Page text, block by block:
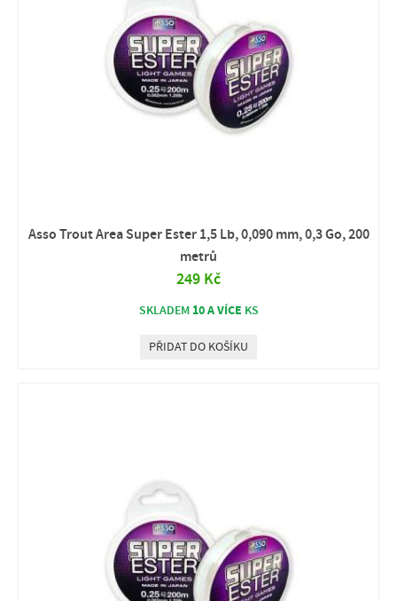
Asso Trout Area Super Ester 1,5 Lb, 0,090 mm, 0,3 Go, 200
metrů
249 Kč
SKLADEM 10 A VÍCE KS
PŘIDAT DO KOŠÍKU